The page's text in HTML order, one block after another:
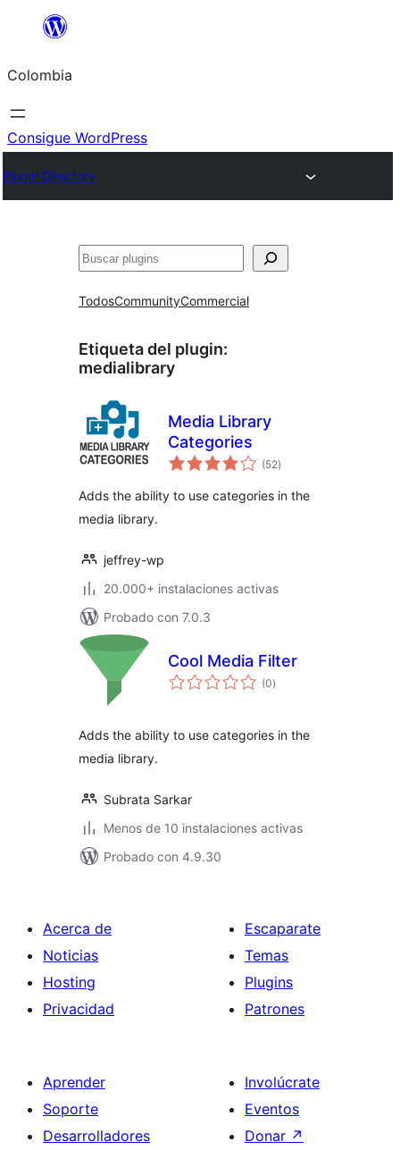
Saltar
contenido
Colombia
Consigue WordPress
Plugin Directory
Buscar
TodosCommunityCommercial
Etiqueta del plugin:
medialibrary
Media Library
Categories
(52total
de
)
Adds the ability to use categories in the
media library.
jeffrey-wp
20.000+ instalaciones activas
Probado con 7.0.3
Cool Media Filter
(0total
de
)
Adds the ability to use categories in the
media library.
Subrata Sarkar
Menos de 10 instalaciones activas
Probado con 4.9.30
Acerca de
Noticias
Hosting
Privacidad
Escaparate
Temas
Plugins
Patrones
Aprender
Soporte
Desarrolladores
Involúcrate
Eventos
Donar ↗